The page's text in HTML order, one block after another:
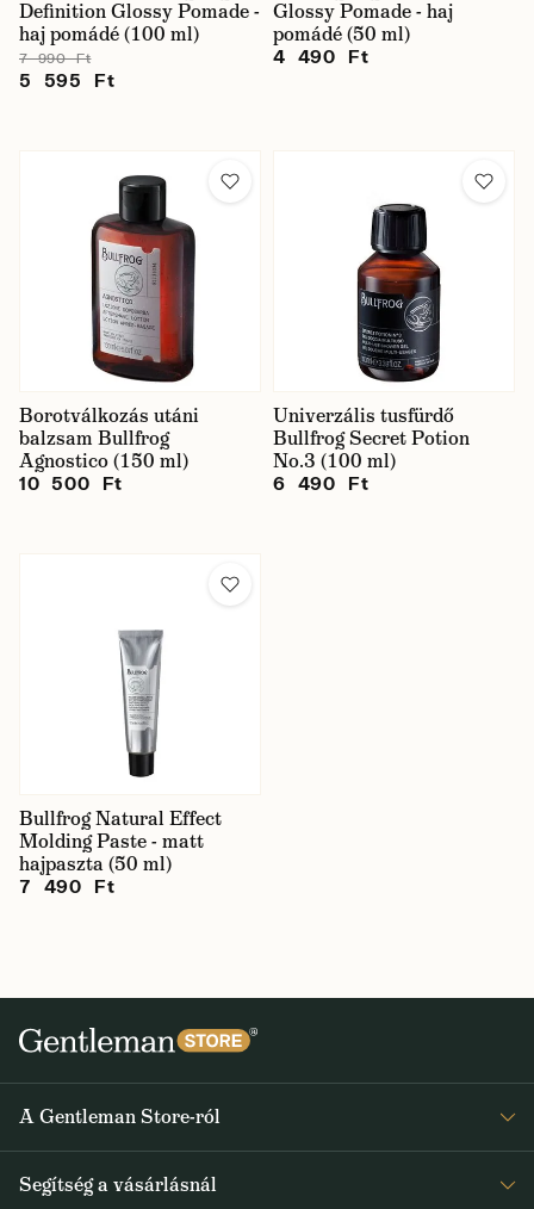
Definition Glossy Pomade -
haj pomádé (100 ml)
7 990 Ft
5 595 Ft
Glossy Pomade - haj
pomádé (50 ml)
4 490 Ft
Borotválkozás utáni
balzsam Bullfrog
Agnostico (150 ml)
10 500 Ft
Univerzális tusfürdő
Bullfrog Secret Potion
No.3 (100 ml)
6 490 Ft
Bullfrog Natural Effect
Molding Paste - matt
hajpaszta (50 ml)
7 490 Ft
A Gentleman Store-ról
Rólunk
Segítség a vásárlásnál